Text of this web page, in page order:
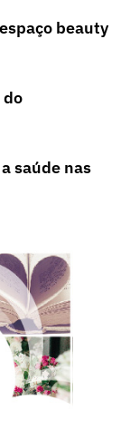
beauty
do
saúde nas